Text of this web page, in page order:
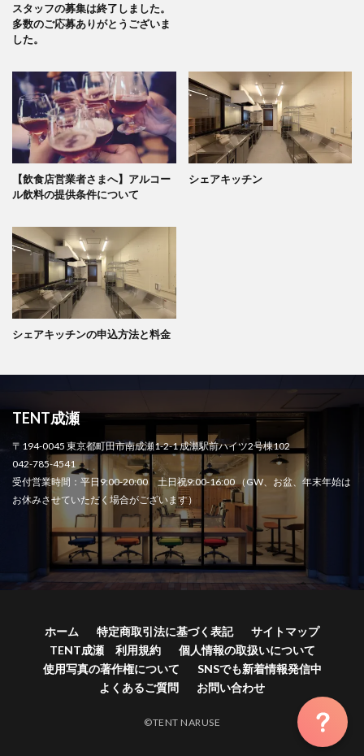
スタッフの募集は終了しました。
多数のご応募ありがとうございま
した。
【飲食店営業者さまへ】アルコー
ル飲料の提供条件について
シェアキッチン
シェアキッチンの申込方法と料金
TENT成瀬
〒194-0045 東京都町田市南成瀬1-2-1 成瀬駅前ハイツ2号棟102
042-785-4541
受付営業時間：平日9:00-20:00 土日祝9:00-16:00 （GW、お盆、年末年始は
お休みさせていただく場合がございます）
ホーム 特定商取引法に基づく表記
サイトマップ
TENT成瀬 利用規約
個人情報の取扱いについて
使用写真の著作権について
SNSでも新着情報発信中
よくあるご質問
お問い合わせ
©TENT NARUSE